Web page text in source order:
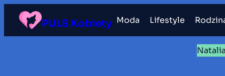
Przejdź
treści
PULS Kobiety Moda Lifestyle